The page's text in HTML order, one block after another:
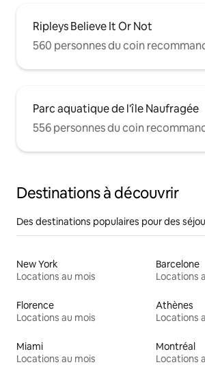
Ripleys Believe It Or Not
560 personnes du coin
Parc aquatique de l'île Naufragée
556 personnes du coin
Destinations à découvrir
Des destinations populaires pour des
New York
Locations au mois
Barcelone
Locations
Florence
Locations au mois
Athènes
Locations
Miami
Locations au mois
Montréal
Locations